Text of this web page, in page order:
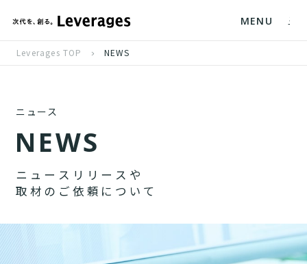
MENU
Leverages TOP NEWS
ニュース
NEWS
ニ ュ ー ス リ リ ー ス や
取 材 の ご 依 頼 に つ い て